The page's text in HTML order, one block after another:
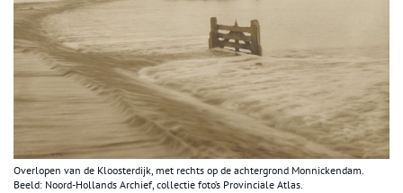
Overlopen van de Kloosterdijk, met rechts op de achtergrond Monnickendam.
Beeld: Noord-Hollands Archief, collectie foto’s Provinciale Atlas.